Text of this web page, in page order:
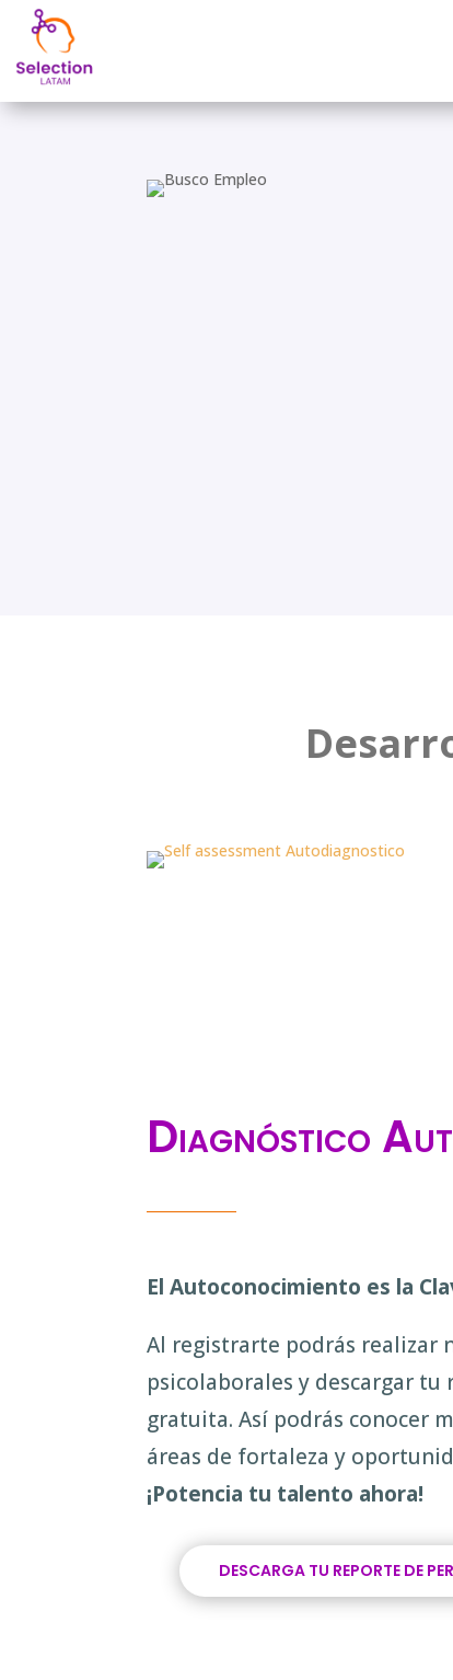
Diagnóstico
El Autoconocimiento es la
Al registrarte podrás realizar
psicolaborales y descargar
gratuita. Así podrás conocer
áreas de fortaleza y
¡Potencia tu talento ahora!
DESCARGA TU REPORTE DE